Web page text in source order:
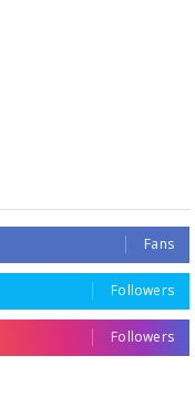
Fans
Followers
Followers